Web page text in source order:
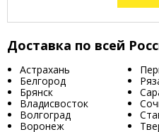
Доставка по всей
Астрахань
Белгород
Брянск
Владисвосток
Волгоград
Воронеж